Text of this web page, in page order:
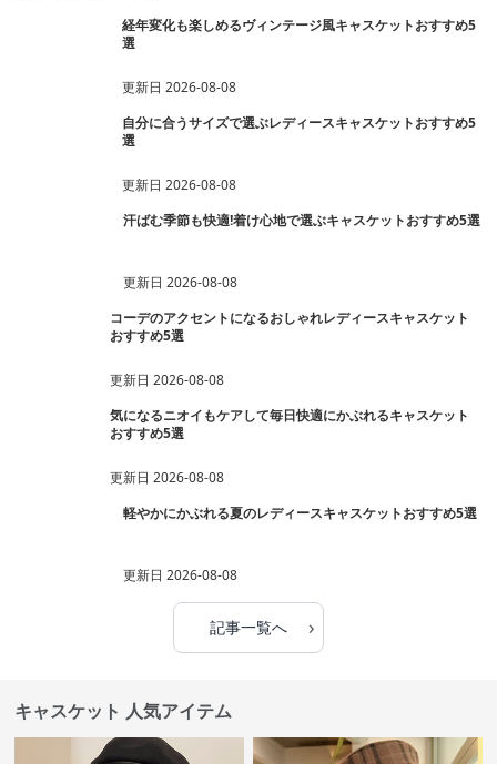
経年変化も楽しめるヴィンテージ風キャスケットおすすめ5
選
更新日 2026-08-08
自分に合うサイズで選ぶレディースキャスケットおすすめ5
選
更新日 2026-08-08
汗ばむ季節も快適!着け心地で選ぶキャスケットおすすめ5選
更新日2026-08-08
コーデのアクセントになるおしゃれレディースキャスケット
おすすめ5選
更新日 2026-08-08
気になるニオイもケアして毎日快適にかぶれるキャスケット
おすすめ5選
更新日 2026-08-08
軽やかにかぶれる夏のレディースキャスケットおすすめ5選
更新日2026-08-08
記事一覧へ ›
キャスケット 人気アイテム